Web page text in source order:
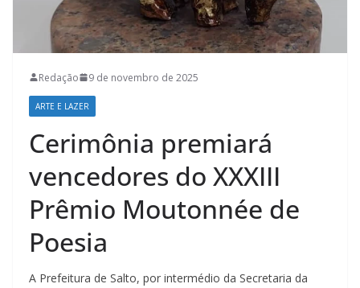
Redação 9 de novembro de 2025
ARTE E LAZER
Cerimônia premiará
vencedores do XXXIII
Prêmio Moutonnée de
Poesia
A Prefeitura de Salto, por intermédio da Secretaria da